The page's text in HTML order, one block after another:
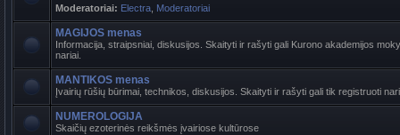
Moderatoriai: Electra Moderatoriai
MAGIJOS menas
Informacija, straipsniai, diskusijos. Skaityti ir rašyti gali Kurono akademijos
nariai.
MANTIKOS menas
Įvairių rūšių būrimai, technikos, diskusijos. Skaityti ir rašyti gali tik registruoti
NUMEROLOGIJA
Skaičių ezoterinės reikšmės įvairiose kultūrose